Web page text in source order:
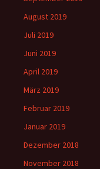
August 2019
Juli 2019
Juni 2019
April 2019
März 2019
Februar 2019
Januar 2019
Dezember 2018
November 2018